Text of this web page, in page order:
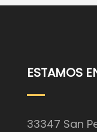
ESTAMOS
33347 San